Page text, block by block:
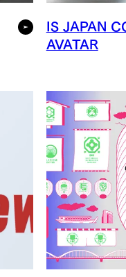
IS JAPAN
AVATAR